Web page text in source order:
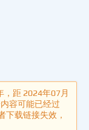
，距 2024年07月
容可能已经过
下载链接失效，